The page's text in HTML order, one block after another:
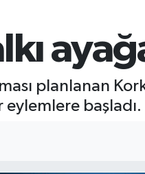
planlanan
eylemlere başladı.